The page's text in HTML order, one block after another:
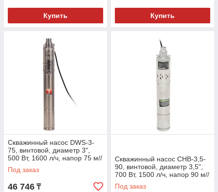
Купить Купить
Скважинный насос DWS-3-
75, винтовой, диаметр 3",
500 Вт, 1600 л/ч, напор 75 м//
Denzel
Под заказ
46 746 ₸
Скважинный насос СНВ-3,5-
90, винтовой, диаметр 3,5",
700 Вт, 1500 л/ч, напор 90 м//
Сибртех
Под заказ